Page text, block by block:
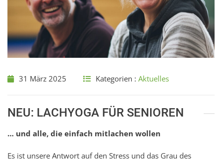
31 März 2025 Kategorien : Aktuelles
NEU: LACHYOGA FÜR SENIOREN
… und alle, die einfach mitlachen wollen
Es ist unsere Antwort auf den Stress und das Grau des